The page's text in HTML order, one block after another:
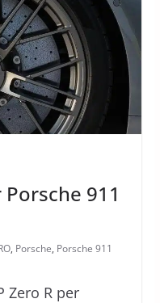
911
, Porsche, Porsche 911
Zero R per